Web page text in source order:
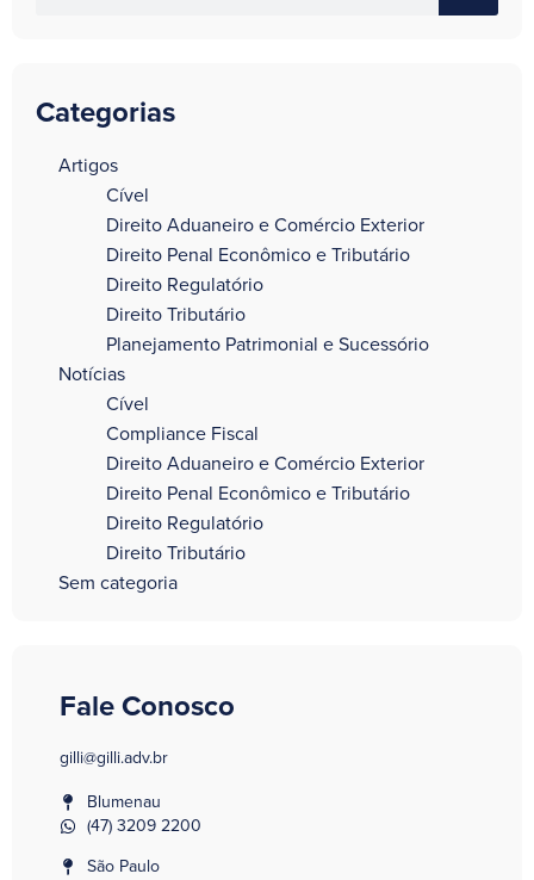
Categorias
Artigos
Cível
Direito Aduaneiro e Comércio Exterior
Direito Penal Econômico e Tributário
Direito Regulatório
Direito Tributário
Planejamento Patrimonial e Sucessório
Notícias
Cível
Compliance Fiscal
Direito Aduaneiro e Comércio Exterior
Direito Penal Econômico e Tributário
Direito Regulatório
Direito Tributário
Sem categoria
Fale Conosco
gilli@gilli.adv.br
Blumenau
(47) 3209 2200
São Paulo